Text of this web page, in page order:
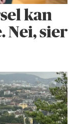
kan
Nei, sier